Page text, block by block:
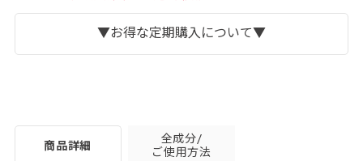
▼お得な定期購入について▼
商品詳細
全成分/
ご使用方法